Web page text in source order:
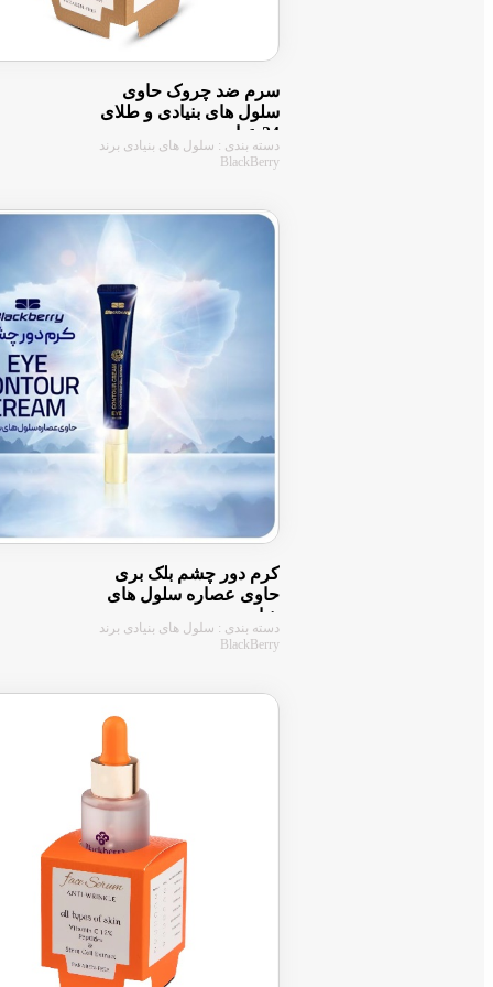
سرم ضد چروک حاوی
سلول های بنیادی و طلای
24 عیار
دسته بندی : سلول های بنیادی برند
BlackBerry
کرم دور چشم بلک بری
حاوی عصاره سلول های
بنیادی
دسته بندی : سلول های بنیادی برند
BlackBerry